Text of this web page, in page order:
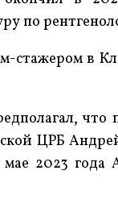
по
стажером в
что
ЦРБ
2023 года